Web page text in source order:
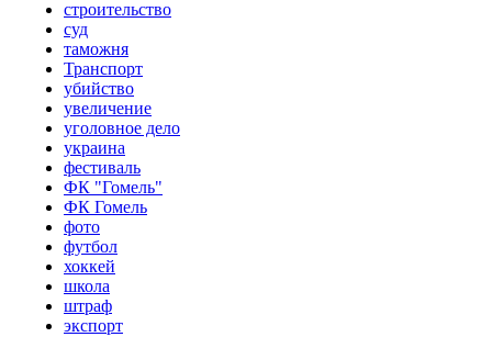
строительство
суд
таможня
Транспорт
убийство
увеличение
уголовное дело
украина
фестиваль
ФК "Гомель"
ФК Гомель
фото
футбол
хоккей
школа
штраф
экспорт